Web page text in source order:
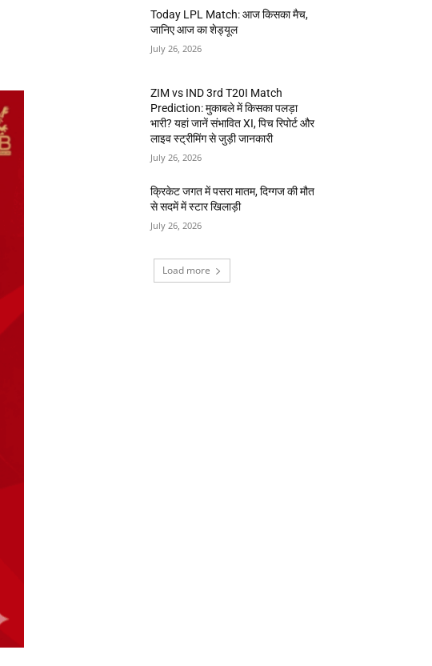
Today LPL Match: आज किसका मैच,
जानिए आज का शेड्यूल
July 26, 2026
ZIM vs IND 3rd T20I Match
Prediction: मुकाबले में किसका पलड़ा
भारी? यहां जानें संभावित XI, पिच रिपोर्ट और
लाइव स्ट्रीमिंग से जुड़ी जानकारी
July 26, 2026
क्रिकेट जगत में पसरा मातम, दिग्गज की मौत
से सदमें में स्टार खिलाड़ी
July 26, 2026
Load more